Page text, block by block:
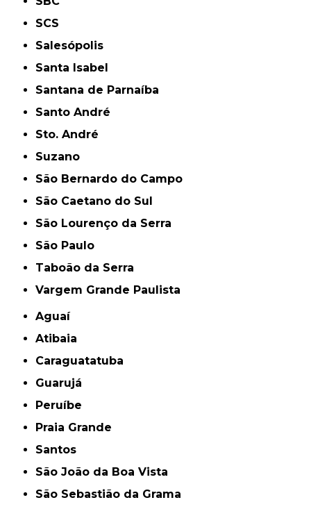
SCS
Salesópolis
Santa Isabel
Santana de Parnaíba
Santo André
Sto. André
Suzano
São Bernardo do Campo
São Caetano do Sul
São Lourenço da Serra
São Paulo
Taboão da Serra
Vargem Grande Paulista
Aguaí
Atibaia
Caraguatatuba
Guarujá
Peruíbe
Praia Grande
Santos
São João da Boa Vista
São Sebastião da Grama